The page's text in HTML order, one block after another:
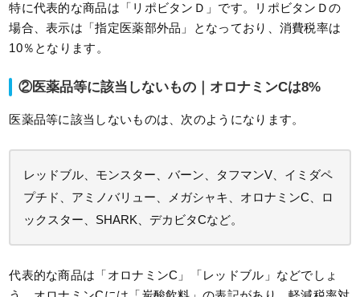
特に代表的な商品は「リポビタンＤ」です。リポビタンＤの
場合、表示は「指定医薬部外品」となっており、消費税率は
10％となります。
②医薬品等に該当しないもの｜オロナミンCは8%
医薬品等に該当しないものは、次のようになります。
レッドブル、モンスター、バーン、タフマンV、イミダペ
プチド、アミノバリュー、メガシャキ、オロナミンC、ロ
ックスター、SHARK、デカビタCなど。
代表的な商品は「オロナミンC」「レッドブル」などでしょ